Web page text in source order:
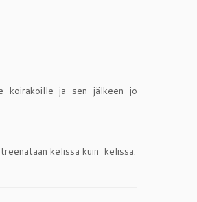
koirakoille ja sen jälkeen jo
kelissä kuin kelissä.